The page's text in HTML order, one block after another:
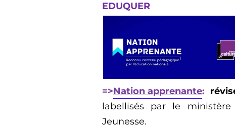
EDUQUER
=>Nation apprenante: r
labellisés par le ministère
Jeunesse.